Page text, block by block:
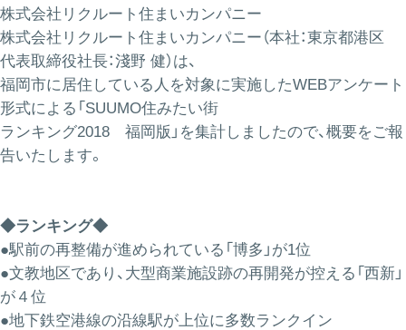
株式会社リクルート住まいカンパニー
株式会社リクルート住まいカンパニー（本社：東京都港区
代表取締役社長：淺野 健）は、
福岡市に居住している人を対象に実施したWEBアンケート
形式による「SUUMO住みたい街
ランキング2018 福岡版」を集計しましたので、概要をご報
告いたします。
◆ランキング◆
●駅前の再整備が進められている「博多」が1位
●文教地区であり、大型商業施設跡の再開発が控える「西新」
が４位
●地下鉄空港線の沿線駅が上位に多数ランクイン